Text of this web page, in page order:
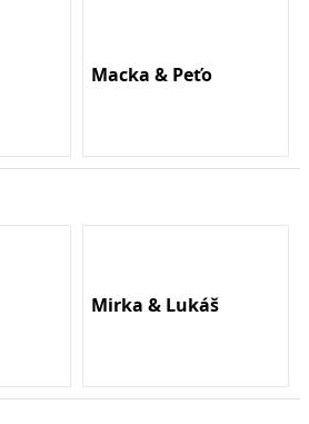
Macka & Peťo
Mirka & Lukáš